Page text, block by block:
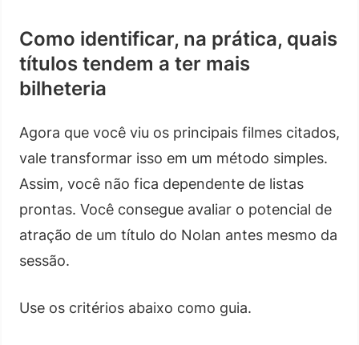
Como identificar, na prática, quais
títulos tendem a ter mais
bilheteria
Agora que você viu os principais filmes citados,
vale transformar isso em um método simples.
Assim, você não fica dependente de listas
prontas. Você consegue avaliar o potencial de
atração de um título do Nolan antes mesmo da
sessão.
Use os critérios abaixo como guia.